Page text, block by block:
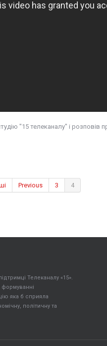
"15 телеканалу" і розповів
Previous 3 4
Телеканалу «15».
формуванні
яка б сприяла
політичну та